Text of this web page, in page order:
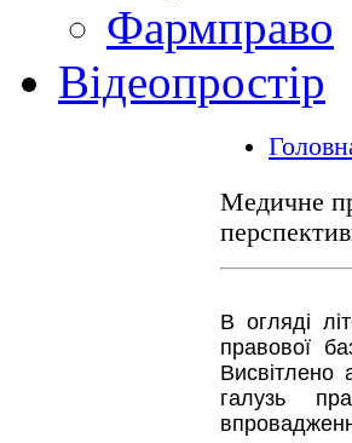
Фармправо
Відеопростір
Медичне
В огляді
правової
Висвітлено
галузь